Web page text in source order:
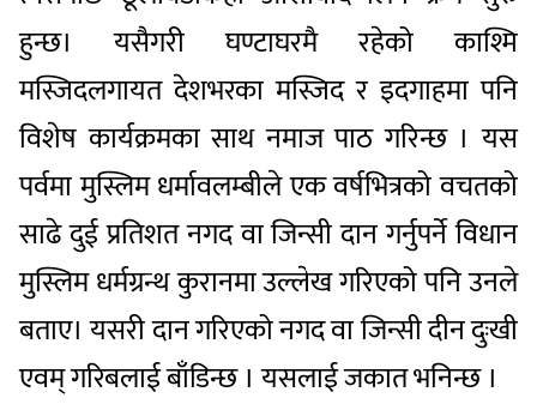
हुन्छ। यसैगरी घण्टाघरमै रहेको काश्मि
मस्जिदलगायत देशभरका मस्जिद र इदगाहमा पनि
विशेष कार्यक्रमका साथ नमाज पाठ गरिन्छ । यस
पर्वमा मुस्लिम धर्मावलम्बीले एक वर्षभित्रको वचतको
साढे दुई प्रतिशत नगद वा जिन्सी दान गर्नुपर्ने विधान
मुस्लिम धर्मग्रन्थ कुरानमा उल्लेख गरिएको पनि उनले
बताए। यसरी दान गरिएको नगद वा जिन्सी दीन दुःखी
एवम् गरिबलाई बाँडिन्छ । यसलाई जकात भनिन्छ ।